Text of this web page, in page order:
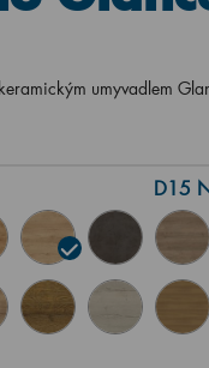
umyvadlem
D15